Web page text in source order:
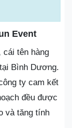
Event
cái tên hàng
Bình Dương.
ty cam kết
đều được
và tăng tính